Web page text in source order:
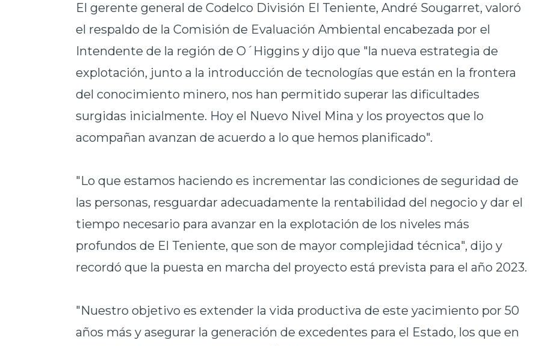
El gerente general de Codelco División El Teniente, André Sougarret, valoró
el respaldo de la Comisión de Evaluación Ambiental encabezada por el
Intendente de la región de O´Higgins y dijo que "la nueva estrategia de
explotación, junto a la introducción de tecnologías que están en la frontera
del conocimiento minero, nos han permitido superar las dificultades
surgidas inicialmente. Hoy el Nuevo Nivel Mina y los proyectos que lo
acompañan avanzan de acuerdo a lo que hemos planificado".
"Lo que estamos haciendo es incrementar las condiciones de seguridad de
las personas, resguardar adecuadamente la rentabilidad del negocio y dar el
tiempo necesario para avanzar en la explotación de los niveles más
profundos de El Teniente, que son de mayor complejidad técnica", dijo y
recordó que la puesta en marcha del proyecto está prevista para el año 2023.
"Nuestro objetivo es extender la vida productiva de este yacimiento por 50
años más y asegurar la generación de excedentes para el Estado, los que en